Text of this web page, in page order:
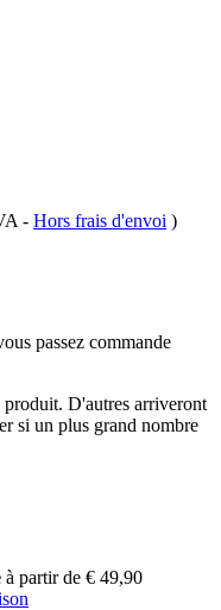
- Hors frais d'envoi )
passez commande
produit. D'autres arriveront
si un plus grand nombre
à partir de € 49,90